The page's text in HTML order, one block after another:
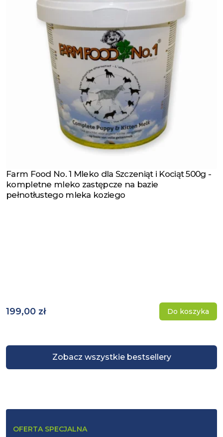
Zobacz wszystkie bestsellery
Zobacz produkt
Farm Food No. 1 Mleko dla Szczeniąt i Kociąt 500g -
kompletne mleko zastępcze na bazie
pełnotłustego mleka koziego
199,00 zł Do koszyka
OFERTA SPECJALNA